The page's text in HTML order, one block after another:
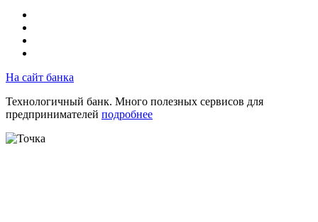
На сайт банка
Технологичный банк. Много полезных сервисов для
предпринимателей подробнее